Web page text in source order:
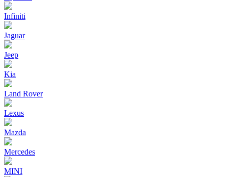
Infiniti
Jaguar
Jeep
Kia
Land Rover
Lexus
Mazda
Mercedes
MINI